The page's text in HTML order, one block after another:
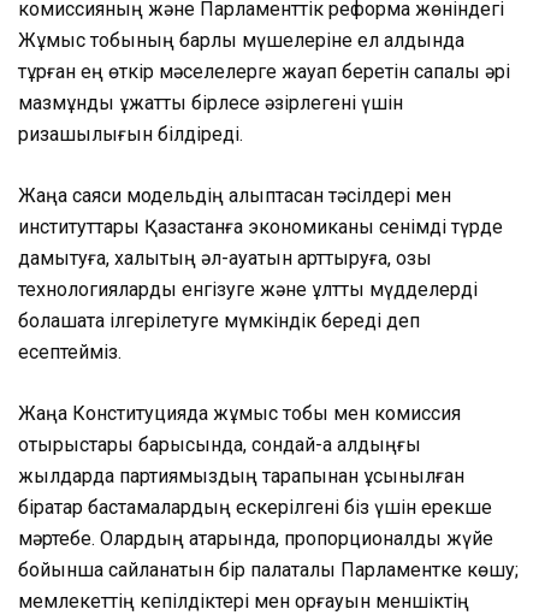
комиссияның және Парламенттік реформа жөніндегі
Жұмыс тобының барлық мүшелеріне ел алдында
тұрған ең өткір мәселелерге жауап беретін сапалы әрі
мазмұнды құжатты бірлесе әзірлегені үшін
ризашылығын білдіреді.
Жаңа саяси модельдің қалыптасқан тәсілдері мен
институттары Қазақстанға экономиканы сенімді түрде
дамытуға, халықтың әл-ауқатын арттыруға, озық
технологияларды енгізуге және ұлттық мүдделерді
болашақта ілгерілетуге мүмкіндік береді деп
есептейміз.
Жаңа Конституцияда жұмыс тобы мен комиссия
отырыстары барысында, сондай-ақ алдыңғы
жылдарда партиямыздың тарапынан ұсынылған
бірқатар бастамалардың ескерілгені біз үшін ерекше
мәртебе. Олардың қатарында, пропорционалды жүйе
бойынша сайланатын бір палаталы Парламентке көшу;
мемлекеттің кепілдіктері мен қорғауын меншіктің